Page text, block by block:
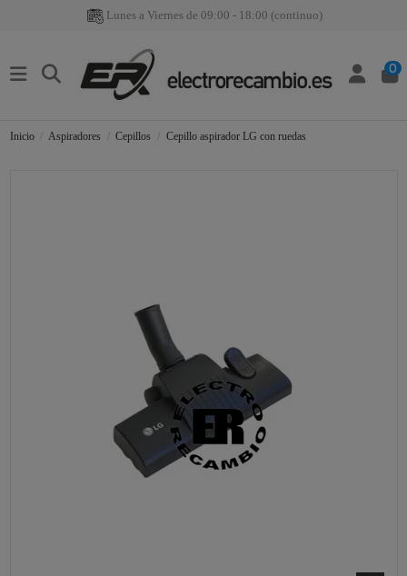
Lunes a Viernes de 09:00 - 18:00 (continuo)
0
Inicio Aspiradores Cepillos Cepillo aspirador LG con ruedas